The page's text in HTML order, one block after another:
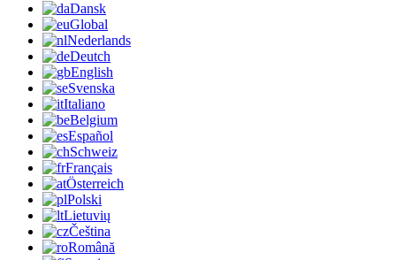
Dansk
Global
Nederlands
Deutch
English
Svenska
Italiano
Belgium
Español
Schweiz
Français
Österreich
Polski
Lietuvių
Čeština
Română